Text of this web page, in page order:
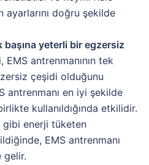
ayarlarını doğru şekilde
başına yeterli bir egzersiz
EMS antrenmanının tek
çeşidi olduğunu
antrenmanı en iyi şekilde
kullanıldığında etkilidir.
enerji tüketen
EMS antrenmanı
gelir.